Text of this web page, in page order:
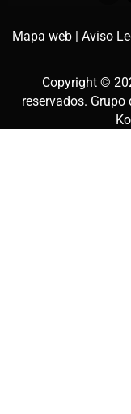
Mapa web | Aviso
Copyright ©
reservados.